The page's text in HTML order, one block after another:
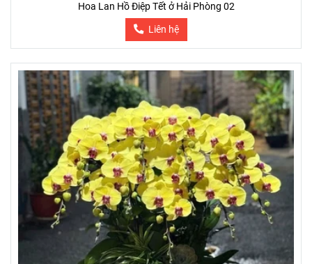
Hoa Lan Hồ Điệp Tết ở Hải Phòng 02
Liên hệ